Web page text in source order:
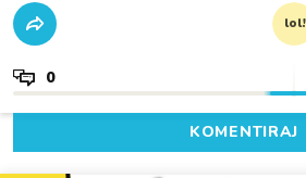
lol!
0
KOMENTIRAJ